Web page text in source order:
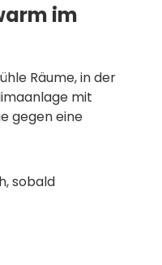
im
Räume, in der
mit
gegen eine
sobald